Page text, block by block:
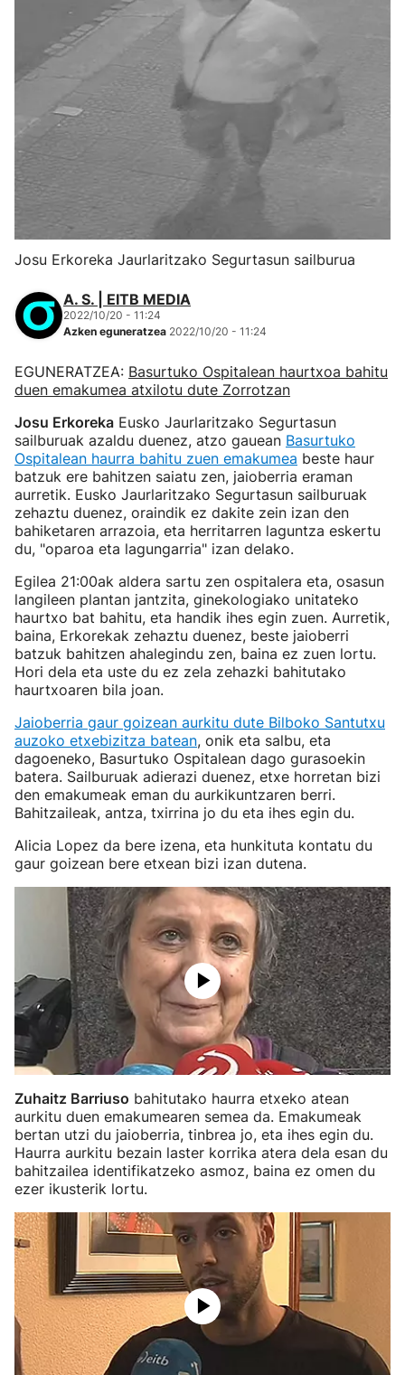
Josu Erkoreka Jaurlaritzako Segurtasun sailburua
A. S. | EITB MEDIA
2022/10/20 - 11:24
Azken eguneratzea 2022/10/20 - 11:24
EGUNERATZEA: Basurtuko Ospitalean haurtxoa bahitu
duen emakumea atxilotu dute Zorrotzan
Josu Erkoreka Eusko Jaurlaritzako Segurtasun
sailburuak azaldu duenez, atzo gauean Basurtuko
Ospitalean haurra bahitu zuen emakumea beste haur
batzuk ere bahitzen saiatu zen, jaioberria eraman
aurretik. Eusko Jaurlaritzako Segurtasun sailburuak
zehaztu duenez, oraindik ez dakite zein izan den
bahiketaren arrazoia, eta herritarren laguntza eskertu
du, "oparoa eta lagungarria" izan delako.
Egilea 21:00ak aldera sartu zen ospitalera eta, osasun
langileen plantan jantzita, ginekologiako unitateko
haurtxo bat bahitu, eta handik ihes egin zuen. Aurretik,
baina, Erkorekak zehaztu duenez, beste jaioberri
batzuk bahitzen ahalegindu zen, baina ez zuen lortu.
Hori dela eta uste du ez zela zehazki bahitutako
haurtxoaren bila joan.
Jaioberria gaur goizean aurkitu dute Bilboko Santutxu
auzoko etxebizitza batean, onik eta salbu, eta
dagoeneko, Basurtuko Ospitalean dago gurasoekin
batera. Sailburuak adierazi duenez, etxe horretan bizi
den emakumeak eman du aurkikuntzaren berri.
Bahitzaileak, antza, txirrina jo du eta ihes egin du.
Alicia Lopez da bere izena, eta hunkituta kontatu du
gaur goizean bere etxean bizi izan dutena.
Zuhaitz Barriuso bahitutako haurra etxeko atean
aurkitu duen emakumearen semea da. Emakumeak
bertan utzi du jaioberria, tinbrea jo, eta ihes egin du.
Haurra aurkitu bezain laster korrika atera dela esan du
bahitzailea identifikatzeko asmoz, baina ez omen du
ezer ikusterik lortu.